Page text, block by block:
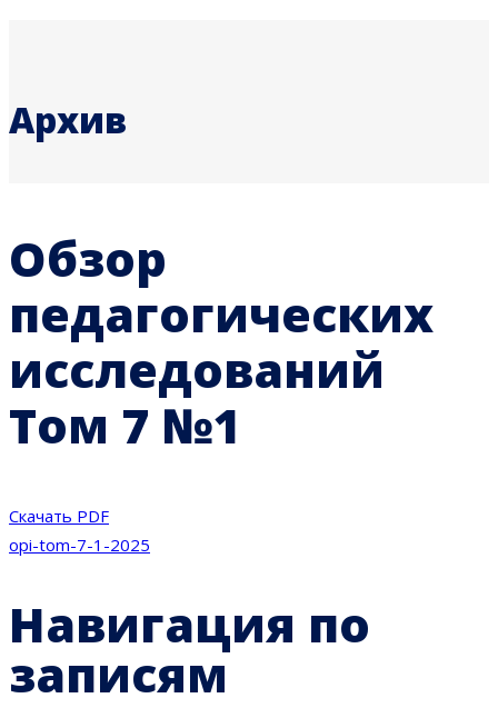
Архив
Обзор
педагогических
исследований
Том 7 №1
Скачать PDF
opi-tom-7-1-2025
Навигация по
записям